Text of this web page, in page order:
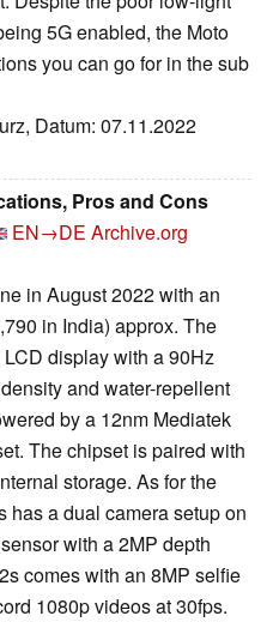
5G enabled, the Moto
you can go for in the sub
Datum: 07.11.2022
Pros and Cons
EN→DE Archive.org
in August 2022 with an
in India) approx. The
display with a 90Hz
and water-repellent
by a 12nm Mediatek
The chipset is paired with
storage. As for the
has a dual camera setup on
with a 2MP depth
comes with an 8MP selfie
1080p videos at 30fps.